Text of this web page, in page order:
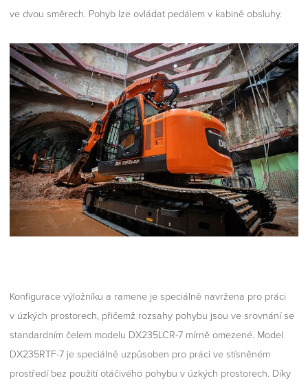
ve dvou směrech. Pohyb lze ovládat pedálem v kabině obsluhy.
Konfigurace výložníku a ramene je speciálně navržena pro práci
v úzkých prostorech, přičemž rozsahy pohybu jsou ve srovnání se
standardním čelem modelu DX235LCR-7 mírně omezené. Model
DX235RTF-7 je speciálně uzpůsoben pro práci ve stísněném
prostředí bez použití otáčivého pohybu v úzkých prostorech. Díky